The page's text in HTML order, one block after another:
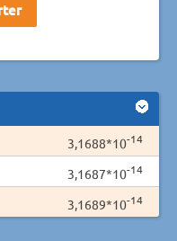
3,1688*10-14
3,1687*10-14
3,1689*10-14